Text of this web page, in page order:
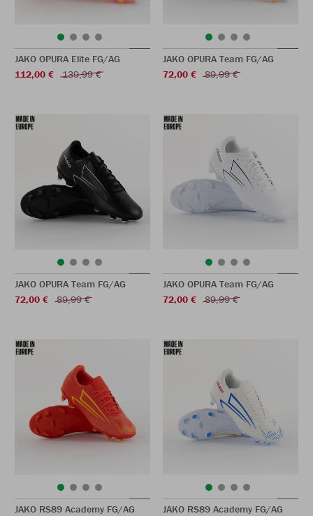
JAKO OPURA Elite FG/AG
112,00 €
139,99 €
JAKO OPURA Team FG/AG
72,00 €
89,99 €
JAKO OPURA Team FG/AG
72,00 €
89,99 €
JAKO OPURA Team FG/AG
72,00 €
89,99 €
JAKO RS89 Academy FG/AG JAKO RS89 Academy FG/AG